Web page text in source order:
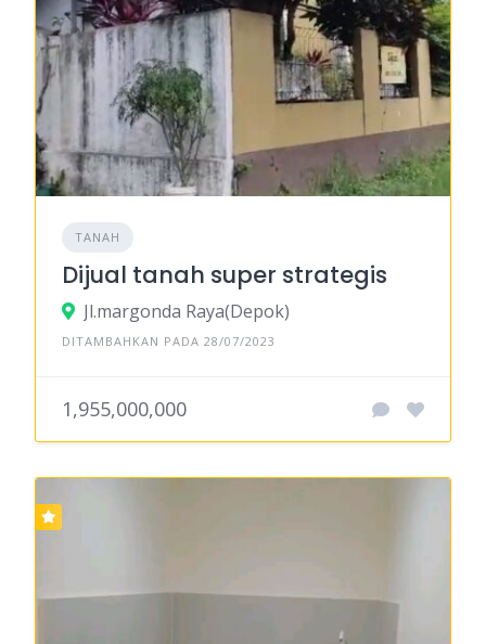
TANAH
Dijual tanah super strategis
Jl.margonda Raya(Depok)
DITAMBAHKAN PADA 28/07/2023
1,955,000,000